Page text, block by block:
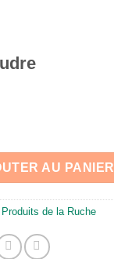
AU PANIER
Produits de la Ruche